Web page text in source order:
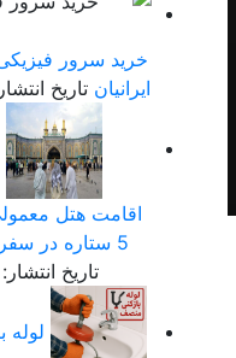
خرید سرور
ایرانیان تاریخ انتشار: 3 دی
اقامت هتل
5 ستاره در سفر زیارتی عراق
تاریخ انتشار: 24 آذر 1404
لوله